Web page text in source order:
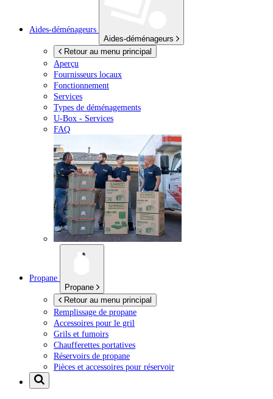
Aides-déménageurs
Aides-déménageurs
Retour au menu principal
Aperçu
Fournisseurs locaux
Fonctionnement
Services
Types de déménagements
U-Box - Services
FAQ
Propane
Propane
Retour au menu principal
Remplissage de propane
Accessoires pour le gril
Grils et fumoirs
Chaufferettes portatives
Réservoirs de propane
Pièces et accessoires pour réservoir